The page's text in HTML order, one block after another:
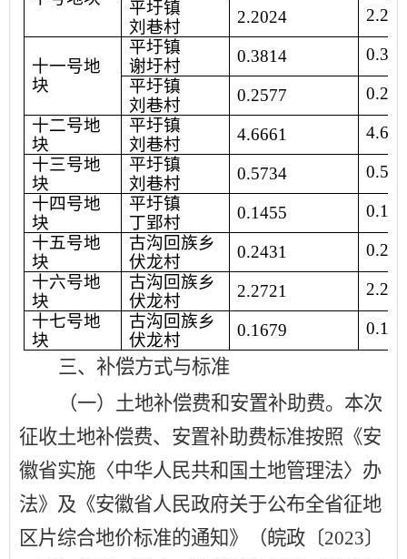
平圩镇
刘巷村
2.2024
十一号地
块
平圩镇
谢圩村
0.3814
平圩镇
刘巷村
0.2577
十二号地
块
平圩镇
刘巷村
4.6661
十三号地
块
平圩镇
刘巷村
0.5734
十四号地
块
平圩镇
丁郢村
0.1455
十五号地
块
古沟回族乡
伏龙村
0.2431
十六号地
块
古沟回族乡
伏龙村
2.2721
十七号地
块
古沟回族乡
伏龙村
0.1679
三、补偿方式与标准
（一）土地补偿费和安置补助费。 本次
征收土地补偿费、安置补助费标准按照《安
徽省实施〈中华人民共和国土地管理法〉办
法》及《安徽省人民政府关于公布全省征地
区片综合地价标准的通知》（皖政〔2023〕